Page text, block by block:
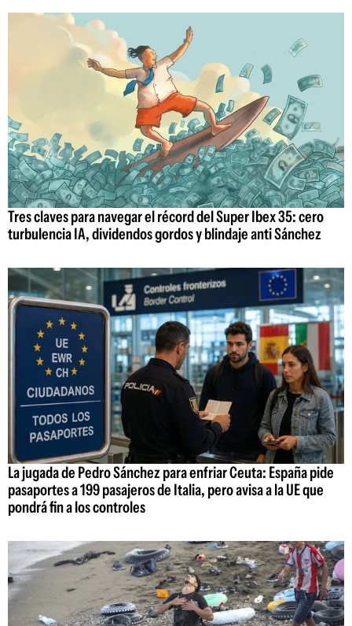
Tres claves para navegar el récord del Super Ibex 35: cero
turbulencia IA, dividendos gordos y blindaje anti Sánchez
La jugada de Pedro Sánchez para enfriar Ceuta: España pide
pasaportes a 199 pasajeros de Italia, pero avisa a la UE que
pondrá fin a los controles